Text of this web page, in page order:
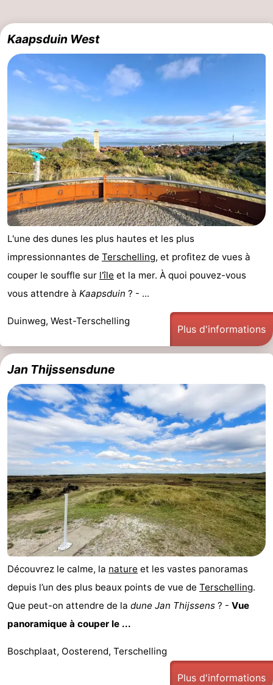
Kaapsduin West
L'une des dunes les plus hautes et les plus
impressionnantes de Terschelling, et profitez de vues à
couper le souffle sur l'île et la mer. À quoi pouvez-vous
vous attendre à Kaapsduin ? - ...
Duinweg, West-Terschelling
Plus d'informations
Jan Thijssensdune
Découvrez le calme, la nature et les vastes panoramas
depuis l’un des plus beaux points de vue de Terschelling.
Que peut-on attendre de la dune Jan Thijssens ? - Vue
panoramique à couper le ...
Boschplaat, Oosterend, Terschelling
Plus d'informations